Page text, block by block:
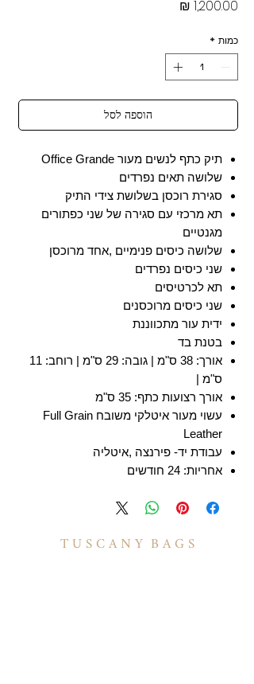
כמות *
הוספה לסל
תיק כתף לנשים מעור Office Grande
שלושה תאים נפרדים
סגירת רוכסן בשלושת צידי התיק
תא מרכזי עם סגירה של שני כפתורים
מגנטיים
שלושה כיסים פנימיים ,אחד מרוכסן
שני כיסים נפרדים
תא לכרטיסים
שני כיסים מרוכסנים
ידית עור מתכווננת
בטנת בד
אורך: 38 ס"מ | גובה: 29 ס"מ | רוחב: 11
ס"מ |
אורך רצועות כתף: 35 ס"מ
עשוי מעור איטלקי משובח Full Grain
Leather
עבודת יד- פירנצה ,איטליה
אחריות: 24 חודשים
T U S C A N Y B A G S